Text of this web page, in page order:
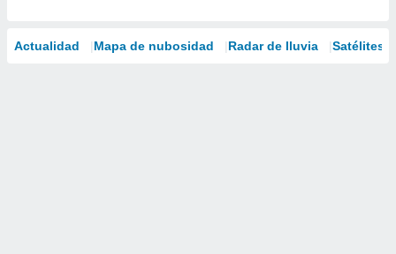
Actualidad Mapa de nubosidad Radar de lluvia Satélites